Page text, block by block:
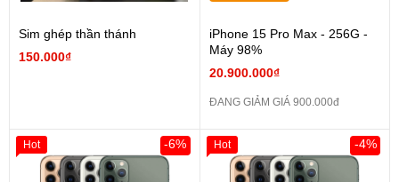
Sim ghép thần thánh
150.000₫
iPhone 15 Pro Max - 256G -
Máy 98%
20.900.000₫
ĐANG GIẢM GIÁ 900.000đ
-6%
Hot -4%
Hot